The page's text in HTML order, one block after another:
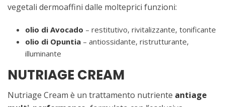
vegetali dermoaffini dalle molteprici funzioni:
olio di Avocado – restitutivo, rivitalizzante, tonificante
olio di Opuntia – antiossidante, ristrutturante,
illuminante
NUTRIAGE CREAM
Nutriage Cream è un trattamento nutriente antiage